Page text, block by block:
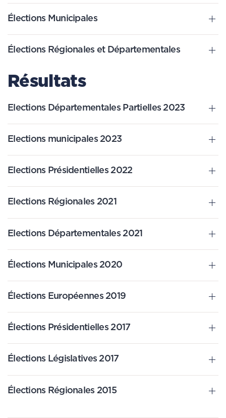
Élections Municipales
Élections Régionales et Départementales
Résultats
Elections Départementales Partielles 2023
Elections municipales 2023
Elections Présidentielles 2022
Elections Régionales 2021
Elections Départementales 2021
Élections Municipales 2020
Élections Européennes 2019
Élections Présidentielles 2017
Élections Législatives 2017
Élections Régionales 2015